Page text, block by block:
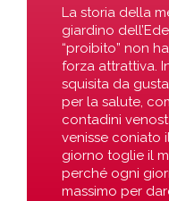
La storia della
giardino
“proibito” non
forza attrattiva.
squisita da
per la salute,
contadini
venisse coniato
giorno toglie il
perché ogni
massimo per